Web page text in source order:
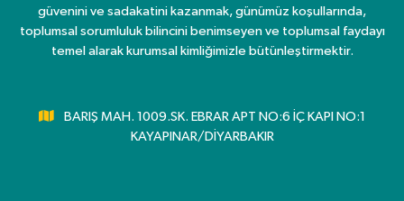
güvenini ve sadakatini kazanmak, günümüz koşullarında,
toplumsal sorumluluk bilincini benimseyen ve toplumsal faydayı
temel alarak kurumsal kimliğimizle bütünleştirmektir.
BARIŞ MAH. 1009.SK. EBRAR APT NO:6 İÇ KAPI NO:1
KAYAPINAR/DİYARBAKIR